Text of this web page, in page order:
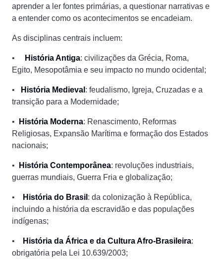
aprender a ler fontes primárias, a questionar narrativas e
a entender como os acontecimentos se encadeiam.
As disciplinas centrais incluem:
• História Antiga: civilizações da Grécia, Roma,
Egito, Mesopotâmia e seu impacto no mundo ocidental;
• História Medieval : feudalismo, Igreja, Cruzadas e a
transição para a Modernidade;
• História Moderna: Renascimento, Reformas
Religiosas, Expansão Marítima e formação dos Estados
nacionais;
• História Contemporânea: revoluções industriais,
guerras mundiais, Guerra Fria e globalização;
• História do Brasil : da colonização à República,
incluindo a história da escravidão e das populações
indígenas;
• História da África e da Cultura Afro-Brasileira:
obrigatória pela Lei 10.639/2003;